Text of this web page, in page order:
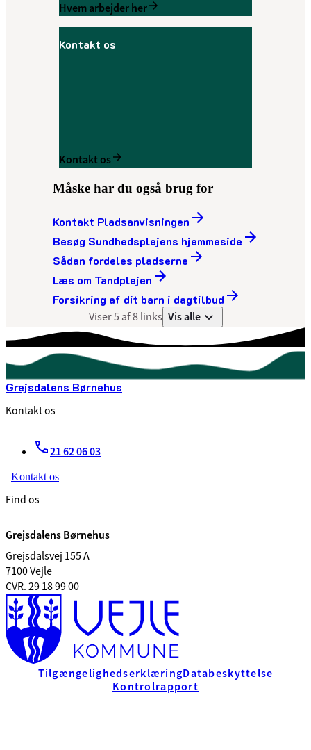
Hvem arbejder her
Kontakt os
Kontakt os
Måske har du også brug for
Kontakt Pladsanvisningen
Besøg Sundhedsplejens hjemmeside
Sådan fordeles pladserne
Læs om Tandplejen
Forsikring af dit barn i dagtilbud
Viser 5 af 8 links Vis alle
Grejsdalens Børnehus
Kontakt os
21 62 06 03
Kontakt os
Find os
Grejsdalens Børnehus
Grejsdalsvej 155 A
7100 Vejle
CVR. 29 18 99 00
TilgængelighedserklæringDatabeskyttelse
Kontrolrapport